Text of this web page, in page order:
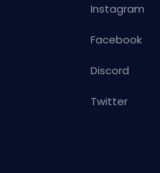
Instagram
Facebook
Discord
Twitter